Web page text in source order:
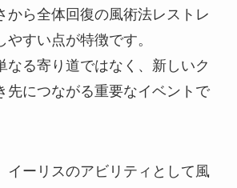
から全体回復の風術法レストレ
すい点が特徴です。
なる寄り道ではなく、新しいク
先につながる重要なイベントで
イーリスのアビリティとして風